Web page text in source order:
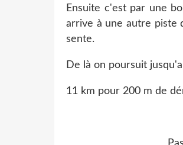
Ensuite c'est par une
arrive à une autre piste
sente.
De là on poursuit
11 km pour 200 m de